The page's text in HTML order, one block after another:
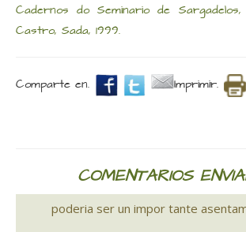
Cadernos do Seminario de
Castro, Sada, 1999.
Comparte en. Imprimir.
COMENTARIOS
poderia ser un impor tante